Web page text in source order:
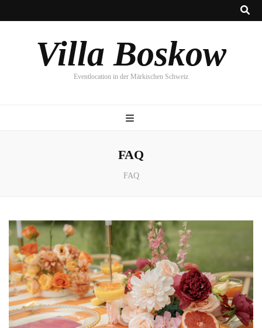
Villa Boskow
Eventlocation in der Märkischen Schweiz
FAQ
FAQ